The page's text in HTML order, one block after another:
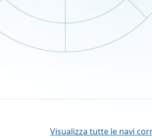
Visualizza tutte le navi